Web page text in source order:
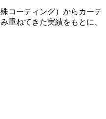
コーティング）からカーテ
重ねてきた実績をもとに、